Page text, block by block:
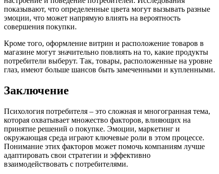
показывают, что определенные цвета могут вызывать разные
эмоции, что может напрямую влиять на вероятность
совершения покупки.
Кроме того, оформление витрин и расположение товаров в
магазине могут значительно повлиять на то, какие продукты
потребители выберут. Так, товары, расположенные на уровне
глаз, имеют больше шансов быть замеченными и купленными.
Заключение
Психология потребителя – это сложная и многогранная тема,
которая охватывает множество факторов, влияющих на
принятие решений о покупке. Эмоции, маркетинг и
окружающая среда играют ключевые роли в этом процессе.
Понимание этих факторов может помочь компаниям лучше
адаптировать свои стратегии и эффективно
взаимодействовать с потребителями.